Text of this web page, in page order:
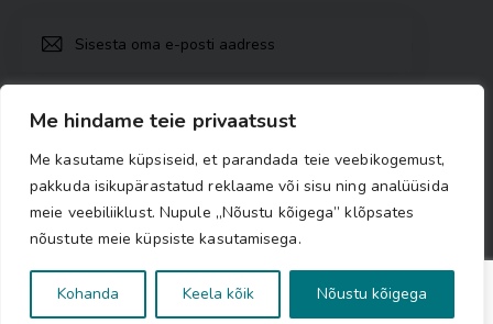
Me hindame teie privaatsust
Me kasutame küpsiseid, et parandada teie veebikogemust,
pakkuda isikupärastatud reklaame või sisu ning analüüsida
meie veebiliiklust. Nupule „Nõustu kõigega” klõpsates
nõustute meie küpsiste kasutamisega.
Kohanda Keela kõik Nõustu kõigega
© 2025 MTÜ Töömaja by TM